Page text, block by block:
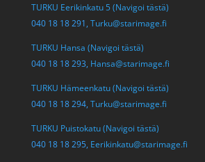
TURKU Eerikinkatu 5 (Navigoi tästä)
040 18 18 291, Turku@starimage.fi
TURKU Hansa (Navigoi tästä)
040 18 18 293, Hansa@starimage.fi
TURKU Hämeenkatu (Navigoi tästä)
040 18 18 294, Turku@starimage.fi
TURKU Puistokatu (Navigoi tästä)
040 18 18 295, Eerikinkatu@starimage.fi